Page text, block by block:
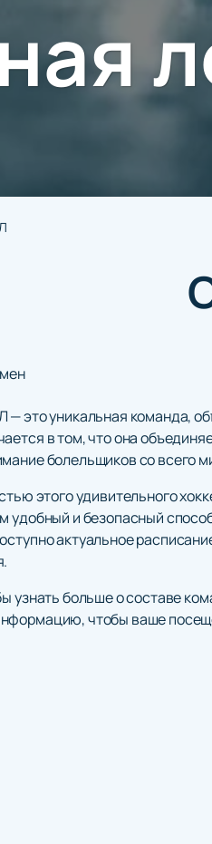
— это уникальная команда,
в том, что она
болельщиков со всего
этого удивительного
удобный и безопасный
актуальное
узнать больше о составе
чтобы ваше